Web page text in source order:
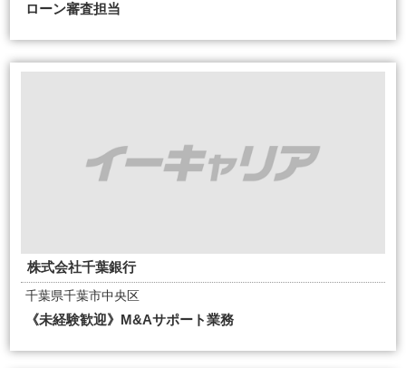
ローン審査担当
株式会社千葉銀行
千葉県千葉市中央区
《未経験歓迎》M&Aサポート業務